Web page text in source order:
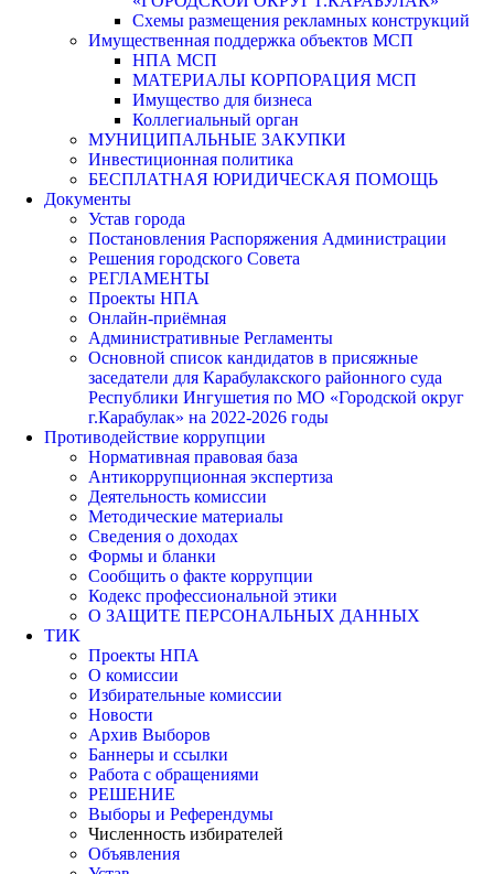
Схемы размещения рекламных конструкций
Имущественная поддержка объектов МСП
НПА МСП
МАТЕРИАЛЫ КОРПОРАЦИЯ МСП
Имущество для бизнеса
Коллегиальный орган
МУНИЦИПАЛЬНЫЕ ЗАКУПКИ
Инвестиционная политика
БЕСПЛАТНАЯ ЮРИДИЧЕСКАЯ ПОМОЩЬ
Документы
Устав города
Постановления Распоряжения Администрации
Решения городского Совета
РЕГЛАМЕНТЫ
Проекты НПА
Онлайн-приёмная
Административные Регламенты
Основной список кандидатов в присяжные
заседатели для Карабулакского районного суда
Республики Ингушетия по МО «Городской округ
г.Карабулак» на 2022-2026 годы
Противодействие коррупции
Нормативная правовая база
Антикоррупционная экспертиза
Деятельность комиссии
Методические материалы
Сведения о доходах
Формы и бланки
Сообщить о факте коррупции
Кодекс профессиональной этики
О ЗАЩИТЕ ПЕРСОНАЛЬНЫХ ДАННЫХ
ТИК
Проекты НПА
О комиссии
Избирательные комиссии
Новости
Архив Выборов
Баннеры и ссылки
Работа с обращениями
РЕШЕНИЕ
Выборы и Референдумы
Численность избирателей
Объявления